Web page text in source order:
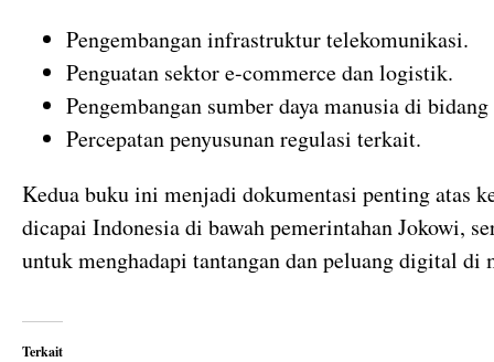
Pengembangan infrastruktur telekomunikasi.
Penguatan sektor e-commerce dan logistik.
Pengembangan sumber daya manusia di
Percepatan penyusunan regulasi terkait.
Kedua buku ini menjadi dokumentasi penting atas
dicapai Indonesia di bawah pemerintahan Jokowi,
untuk menghadapi tantangan dan peluang digital di
Terkait